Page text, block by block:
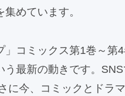
めています。
コミックス第1巻～第
最新の動きです。
に今、コミックとドラ